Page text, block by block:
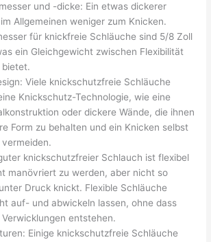
und -dicke: Ein etwas dickerer
Allgemeinen weniger zum Knicken.
für knickfreie Schläuche sind 5/8 Zoll
ein Gleichgewicht zwischen Flexibilität
bietet.
Viele knickschutzfreie Schläuche
Knickschutz-Technologie, wie eine
oder dickere Wände, die ihnen
Form zu behalten und ein Knicken selbst
knickschutzfreier Schlauch ist flexibel
manövriert zu werden, aber nicht so
Druck knickt. Flexible Schläuche
auf- und abwickeln lassen, ohne dass
entstehen.
Einige knickschutzfreie Schläuche